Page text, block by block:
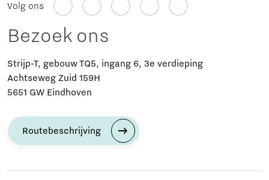
Volg ons
Bezoek ons
Strijp-T, gebouw TQ5, ingang 6, 3e verdieping
Achtseweg Zuid 159H
5651 GW Eindhoven
Routebeschrijving